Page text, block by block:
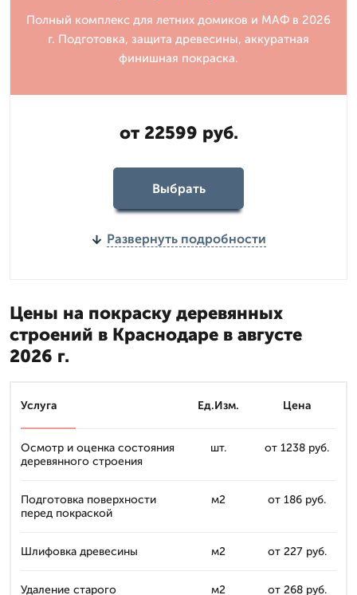
Полный комплекс для летних домиков и МАФ в 2026
г. Подготовка, защита древесины, аккуратная
финишная покраска.
от 22599 руб.
Выбрать
Развернуть подробности
Цены на покраску деревянных
строений в Краснодаре в августе
2026 г.
Услуга Ед.Изм. Цена
Осмотр и оценка состояния
деревянного строения
шт. от 1238 руб.
Подготовка поверхности
перед покраской
м2 от 186 руб.
Шлифовка древесины м2 от 227 руб.
Удаление старого
м2 от 268 руб.